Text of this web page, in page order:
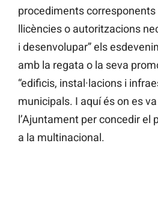
procediments corresponents
llicències o autoritzacions
i desenvolupar” els
amb la regata o la seva
“edificis, instal·lacions i
municipals. I aquí és on es
l’Ajuntament per concedir el
a la multinacional.